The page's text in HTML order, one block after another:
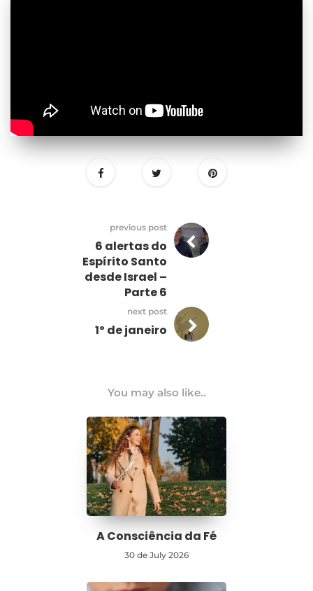
previous post
6 alertas do
Espírito Santo
desde Israel –
Parte 6
next post
1º de janeiro
You may also like..
A Consciência da Fé
30 de July 2026